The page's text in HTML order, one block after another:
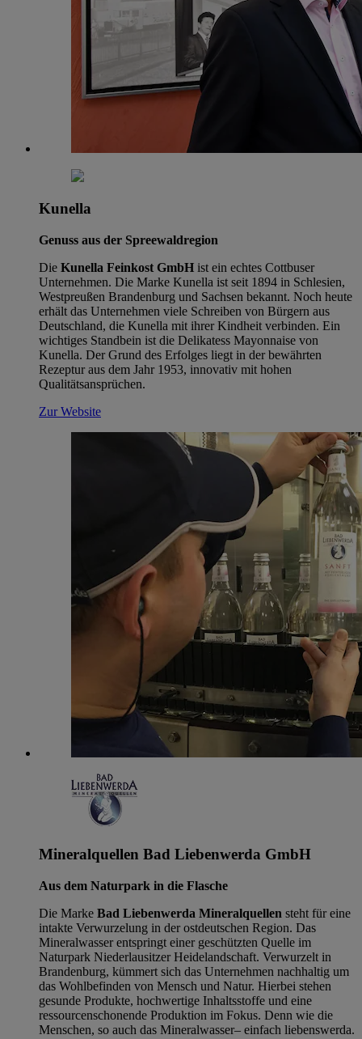
Kunella
Genuss aus der Spreewaldregion
Die Kunella Feinkost GmbH ist ein echtes Cottbuser
Unternehmen. Die Marke Kunella ist seit 1894 in Schlesien,
Westpreußen Brandenburg und Sachsen bekannt. Noch heute
erhält das Unternehmen viele Schreiben von Bürgern aus
Deutschland, die Kunella mit ihrer Kindheit verbinden. Ein
wichtiges Standbein ist die Delikatess Mayonnaise von
Kunella. Der Grund des Erfolges liegt in der bewährten
Rezeptur aus dem Jahr 1953, innovativ mit hohen
Qualitätsansprüchen.
Zur Website
Mineralquellen Bad Liebenwerda GmbH
Aus dem Naturpark in die Flasche
Die Marke Bad Liebenwerda Mineralquellen steht für eine
intakte Verwurzelung in der ostdeutschen Region. Das
Mineralwasser entspringt einer geschützten Quelle im
Naturpark Niederlausitzer Heidelandschaft. Verwurzelt in
Brandenburg, kümmert sich das Unternehmen nachhaltig um
das Wohlbefinden von Mensch und Natur. Hierbei stehen
gesunde Produkte, hochwertige Inhaltsstoffe und eine
ressourcenschonende Produktion im Fokus. Denn wie die
Menschen, so auch das Mineralwasser– einfach liebenswerda.